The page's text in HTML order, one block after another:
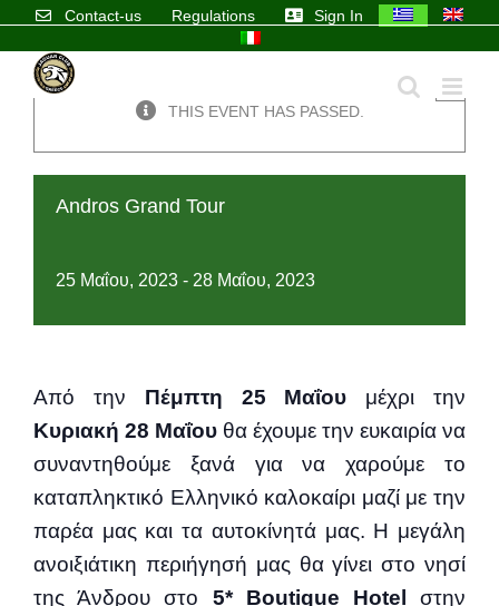
content
Contact-us Regulations Sign In
×
THIS EVENT HAS PASSED.
Andros Grand Tour
25 Μαΐου, 2023 - 28 Μαΐου, 2023
Από την Πέμπτη 25 Μαΐου μέχρι την
Κυριακή 28 Μαΐου θα έχουμε την ευκαιρία να
συναντηθούμε ξανά για να χαρούμε το
καταπληκτικό Ελληνικό καλοκαίρι μαζί με την
παρέα μας και τα αυτοκίνητά μας. Η μεγάλη
ανοιξιάτικη περιήγησή μας θα γίνει στο νησί
της Άνδρου στο 5* Boutique Hotel
στην